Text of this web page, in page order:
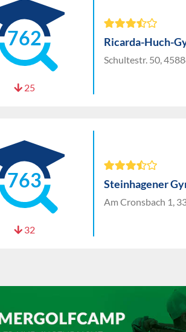
762
25
Ricarda-Huch-
Schultestr. 50,
763
32
Steinhagener
Am Cronsbach 1,